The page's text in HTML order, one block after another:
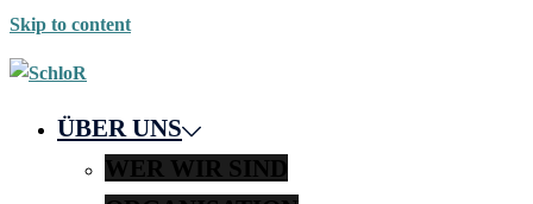
Skip to content
ÜBER UNS
WER WIR SIND